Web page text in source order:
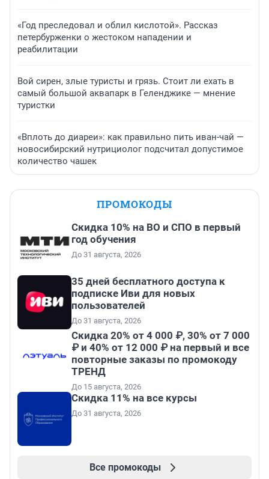
«Год преследовал и облил кислотой». Рассказ
петербурженки о жестоком нападении и
реабилитации
Вой сирен, злые туристы и грязь. Стоит ли ехать в
самый большой аквапарк в Геленджике — мнение
туристки
«Вплоть до диареи»: как правильно пить иван-чай —
новосибирский нутрициолог подсчитал допустимое
количество чашек
ПРОМОКОДЫ
Скидка 10% на ВО и СПО в первый
год обучения
До 31 августа, 2026
35 дней бесплатного доступа к
подписке Иви для новых
пользователей
До 31 августа, 2026
Скидка 20% от 4 000 ₽, 30% от 7 000
₽ и 40% от 12 000 ₽ на первый и все
повторные заказы по промокоду
ТРЕНД
До 15 августа, 2026
Скидка 11% на все курсы
До 31 августа, 2026
Все промокоды